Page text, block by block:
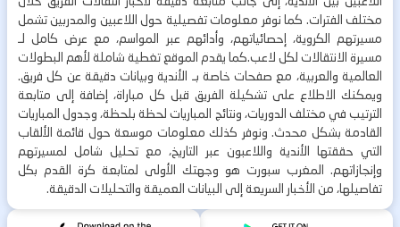
مختلف الفترات. كما نوفر معلومات تفصيلية حول اللاعبين والمدربين تشمل
مسيرتهم الكروية، إحصائياتهم، وأدائهم عبر المواسم، مع عرض كامل لـ
مسيرة الانتقالات لكل لاعب.كما يقدم الموقع تغطية شاملة لأهم البطولات
العالمية والعربية، مع صفحات خاصة بـ الأندية وبيانات دقيقة عن كل فريق.
ويمكنك الاطلاع على تشكيلة الفريق قبل كل مباراة، إضافة إلى متابعة
الترتيب في مختلف الدوريات، ونتائج المباريات لحظة بلحظة، وجدول المباريات
القادمة بشكل محدث. ونوفر كذلك معلومات موسعة حول قائمة الألقاب
التي حققتها الأندية واللاعبون عبر التاريخ، مع تحليل شامل لمسيرتهم
وإنجازاتهم. المغرب سبورت هو وجهتك الأولى لمتابعة كرة القدم بكل
تفاصيلها، من الأخبار السريعة إلى البيانات العميقة والتحليلات الدقيقة.